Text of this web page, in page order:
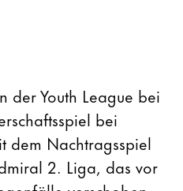
der Youth League bei
bei
dem Nachtragsspiel
2. Liga, das vor